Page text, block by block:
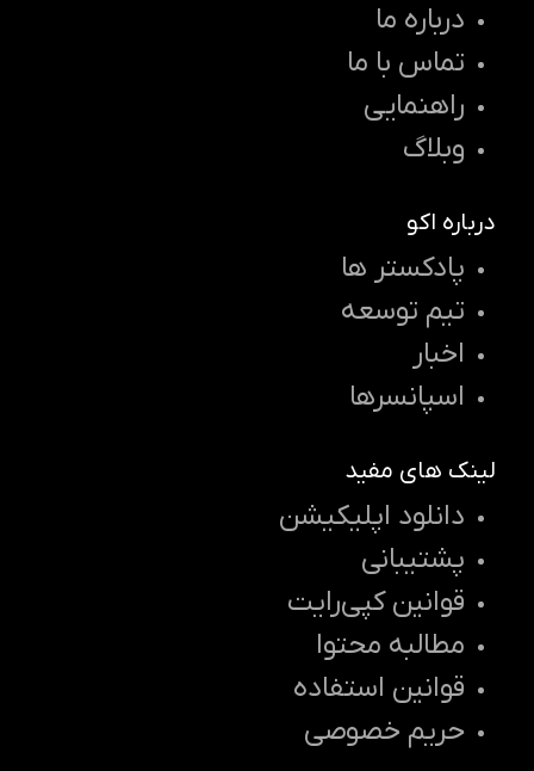
درباره ما
تماس با ما
راهنمایی
وبلاگ
درباره اکو
پادکستر ها
تیم توسعه
اخبار
اسپانسرها
لینک های مفید
دانلود اپلیکیشن
پشتیبانی
قوانین کپی‌رایت
مطالبه محتوا
قوانین استفاده
حریم خصوصی